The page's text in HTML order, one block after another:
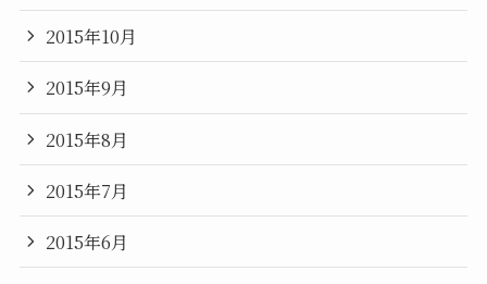
2015年10月
2015年9月
2015年8月
2015年7月
2015年6月